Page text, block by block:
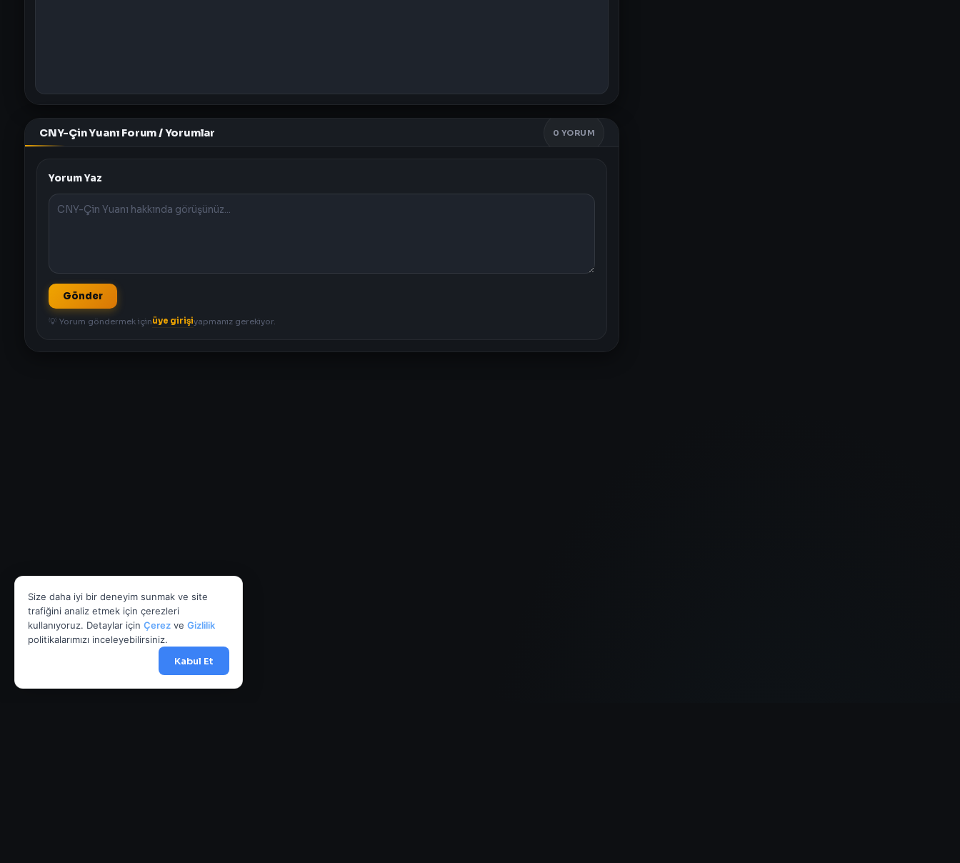
CNY-Çin Yuanı Forum / Yorumlar 0 YORUM
Yorum Yaz
Gönder
💡 Yorum göndermek içinüye girişiyapmanız gerekiyor.
Size daha iyi bir deneyim sunmak ve site
trafiğini analiz etmek için çerezleri
kullanıyoruz. Detaylar için Çerez ve Gizlilik
politikalarımızı inceleyebilirsiniz.
Kabul Et